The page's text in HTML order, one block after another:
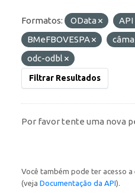
Formatos: OData API
BMeFBOVESPA
odc-odbl
Filtrar Resultados
Por favor tente uma nova
Você também pode ter acesso a
(veja Documentação da API).